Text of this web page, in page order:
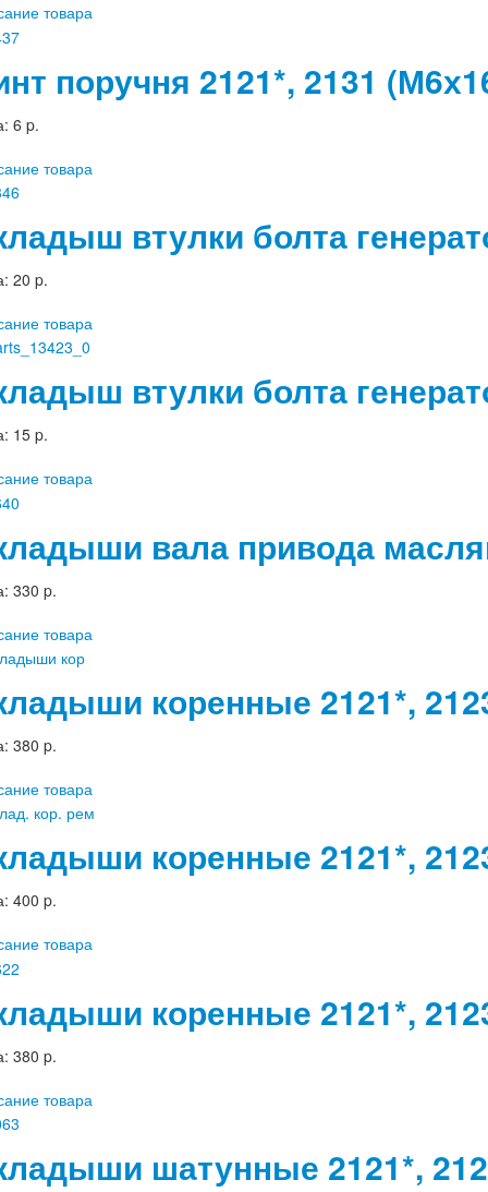
товара
поручня 2121*, 2131
6 p.
товара
втулки болта
20 p.
товара
втулки болта
15 p.
товара
вала привода
330 p.
товара
коренные 2121*,
380 p.
товара
коренные 2121*,
400 p.
товара
коренные 2121*,
380 p.
товара
шатунные 2121*,